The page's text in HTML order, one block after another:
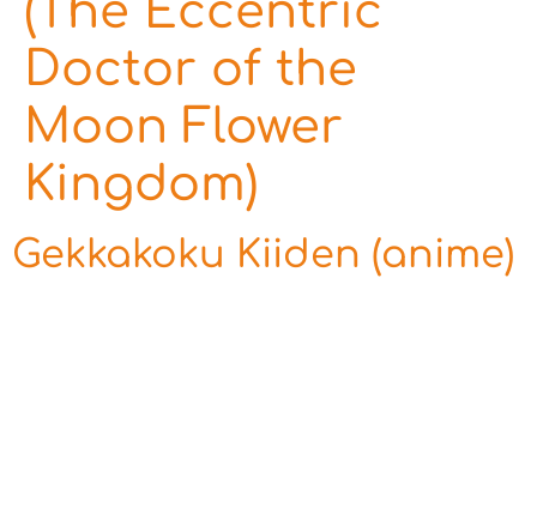
(The Eccentric
Doctor of the
Moon Flower
Kingdom)
Gekkakoku Kiiden (anime)